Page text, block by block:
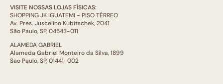
VISITE NOSSAS LOJAS FÍSICAS:
SHOPPING JK IGUATEMI - PISO TÉRREO
Av. Pres. Juscelino Kubitschek, 2041
São Paulo, SP, 04543-011
ALAMEDA GABRIEL
Alameda Gabriel Monteiro da Silva, 1899
São Paulo, SP, 01441-002